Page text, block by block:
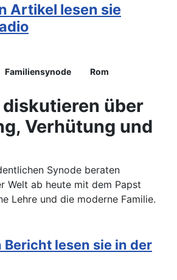
Artikel lesen sie
Familiensynode Rom
über
Verhütung und
Synode beraten
Welt ab heute mit dem Papst
Lehre und die moderne Familie.
Bericht lesen sie in der